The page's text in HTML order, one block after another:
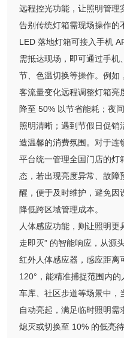
远程控光功能，让照明管理
告别传统灯箱需现场操作的
LED 落地灯箱可接入手机
需抵达现场，即可通过手机
节、色温切换等操作。例如
客流量变化远程调整灯箱
降至 50% 以节省能耗；夜
照明清晰；遇到节假日促销
造温馨的消费氛围。对于连
平台统一管理全国门店的灯
态，若出现亮度异常、故障
醒，便于及时维护，避免因
降低跨区域管理成本。
人体感应功能，则让照明更
走即灭” 的智能响应，从源
红外人体感应器，感应距离
120°，能精准捕捉范围内
车库、社区步道等场景中，
自动亮起，满足临时照明
熄灭或切换至 10% 的低亮